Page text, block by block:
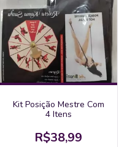
Kit Posição Mestre Com
4 Itens
R$38,99